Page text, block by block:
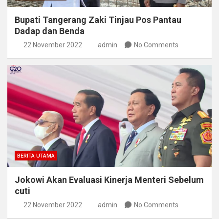
Bupati Tangerang Zaki Tinjau Pos Pantau
Dadap dan Benda
22 November 2022 admin No Comments
BERITA UTAMA
Jokowi Akan Evaluasi Kinerja Menteri Sebelum
cuti
22 November 2022 admin No Comments